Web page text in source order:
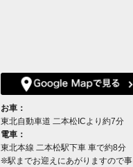
お車：
東北自動車道 二本松ICより約7分
電車：
東北本線 二本松駅下車 車で約8分
❊駅までお迎えにあがりますので事